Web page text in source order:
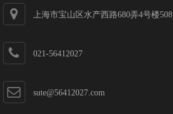
上海市宝山区水产西路680弄4号楼508
021-56412027
sute@56412027.com